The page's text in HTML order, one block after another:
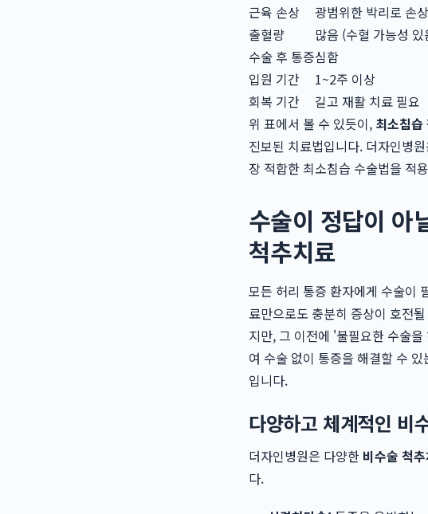
근육 손상
광범위한 박리로 손
출혈량
많음 (수혈 가능성 있
수술 후 통증심함
입원 기간
1~2주 이상
회복 기간
길고 재활 치료 필요
위 표에서 볼 수 있듯이, 최소침습
진보된 치료법입니다. 더자인병
장 적합한 최소침습 수술법을 적
수술이 정답이 아
척추치료
모든 허리 통증 환자에게 수술이
료만으로도 충분히 증상이 호전
지만, 그 이전에 '불필요한 수술
여 수술 없이 통증을 해결할 수
입니다.
다양하고 체계적인 비
더자인병원은 다양한 비수술 척
다.